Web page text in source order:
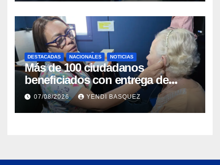
DESTACADAS NACIONALES NOTICIAS
Más de 100 ciudadanos
beneficiados con entrega de
prótesis auditivas en el Centro de
Rehabilitación J.J. Arvelo
07/08/2026 YENDI BASQUEZ